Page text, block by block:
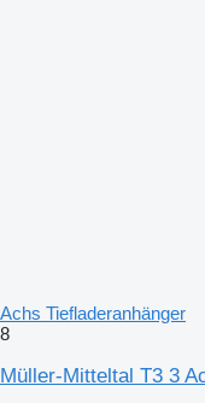
Achs Tiefladeranhänger
8
Müller-Mitteltal T3 3